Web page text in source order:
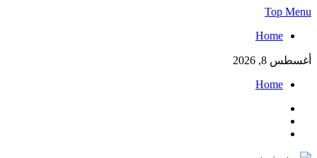
Skip
content
Top Menu
Home
أغسطس 8, 2026
Home